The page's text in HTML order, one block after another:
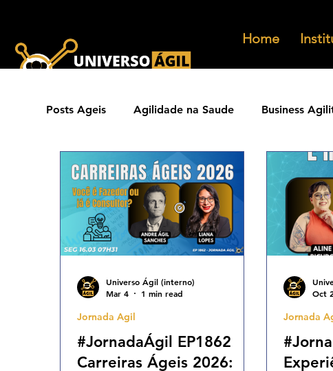
Home
Posts Ageis Agilidade na Saude Business
Ferramentas Ageis Carreiras Ageis
Agilidade Jurídica Vendas Ágeis Eventos
Agilidade ESG Metodos
#JornadaÁgil EP1862
Carreiras Ágeis 2026:
Jornada Agil
Universo Ágil (interno)
Mar 4
1 min read
Jornada
Oct